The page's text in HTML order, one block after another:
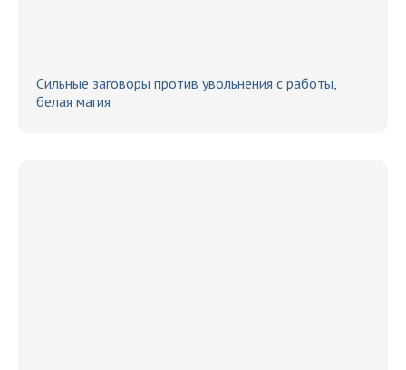
Сильные заговоры против увольнения с работы,
белая магия